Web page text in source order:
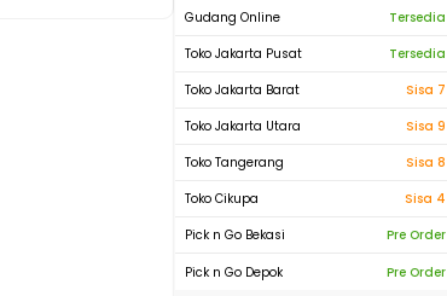
Gudang Online
Tersedia
Toko Jakarta Pusat
Tersedia
Toko Jakarta Barat
Sisa 7
Toko Jakarta Utara
Sisa 9
Toko Tangerang
Sisa 8
Toko Cikupa
Sisa 4
Pick n Go Bekasi
Pre Order
Pick n Go Depok
Pre Order